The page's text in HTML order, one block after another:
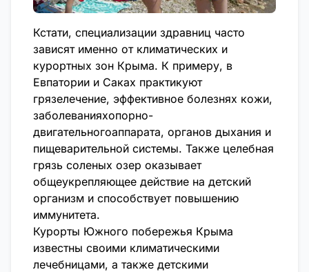
Кстати, специализации здравниц часто
зависят именно от климатических и
курортных зон Крыма. К примеру, в
Евпатории и Саках практикуют
грязелечение, эффективное болезнях кожи,
заболеванияхопорно-
двигательногоаппарата, органов дыхания и
пищеварительной системы. Также целебная
грязь соленых озер оказывает
общеукрепляющее действие на детский
организм и способствует повышению
иммунитета.
Курорты Южного побережья Крыма
известны своими климатическими
лечебницами, а также детскими